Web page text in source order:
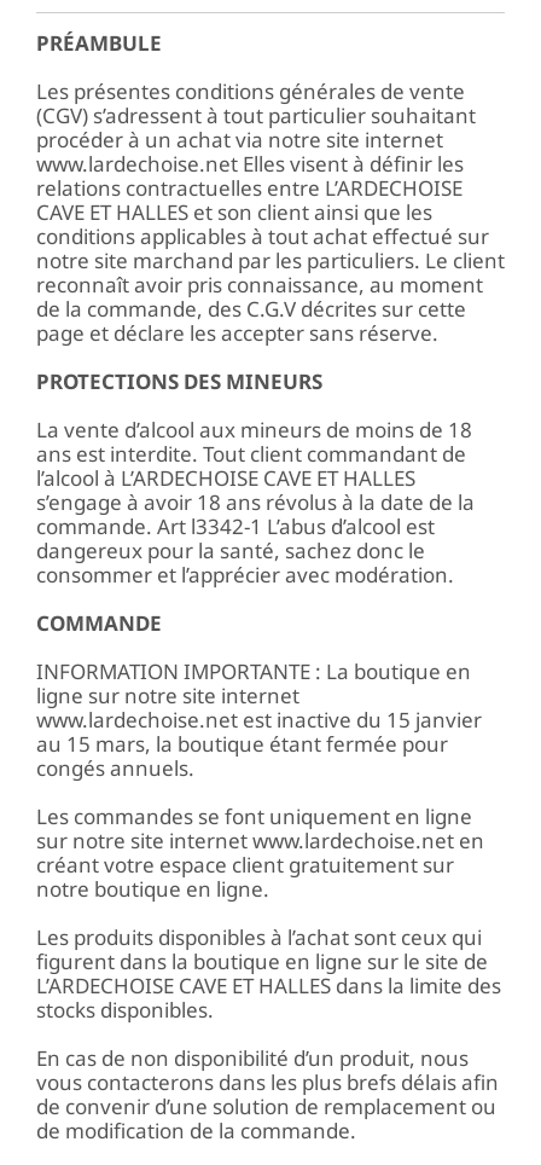
PRÉAMBULE
Les présentes conditions générales de vente
(CGV) s’adressent à tout particulier souhaitant
procéder à un achat via notre site internet
www.lardechoise.net Elles visent à définir les
relations contractuelles entre L’ARDECHOISE
CAVE ET HALLES et son client ainsi que les
conditions applicables à tout achat effectué sur
notre site marchand par les particuliers. Le client
reconnaît avoir pris connaissance, au moment
de la commande, des C.G.V décrites sur cette
page et déclare les accepter sans réserve.
PROTECTIONS DES MINEURS
La vente d’alcool aux mineurs de moins de 18
ans est interdite. Tout client commandant de
l’alcool à L’ARDECHOISE CAVE ET HALLES
s’engage à avoir 18 ans révolus à la date de la
commande. Art l3342-1 L’abus d’alcool est
dangereux pour la santé, sachez donc le
consommer et l’apprécier avec modération.
COMMANDE
INFORMATION IMPORTANTE : La boutique en
ligne sur notre site internet
www.lardechoise.net est inactive du 15 janvier
au 15 mars, la boutique étant fermée pour
congés annuels.
Les commandes se font uniquement en ligne
sur notre site internet www.lardechoise.net en
créant votre espace client gratuitement sur
notre boutique en ligne.
Les produits disponibles à l’achat sont ceux qui
figurent dans la boutique en ligne sur le site de
L’ARDECHOISE CAVE ET HALLES dans la limite des
stocks disponibles.
En cas de non disponibilité d’un produit, nous
vous contacterons dans les plus brefs délais afin
de convenir d’une solution de remplacement ou
de modification de la commande.